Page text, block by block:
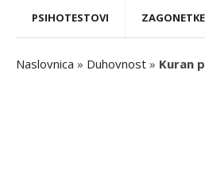
PSIHOTESTOVI
Naslovnica » Duhovnost » Kuran